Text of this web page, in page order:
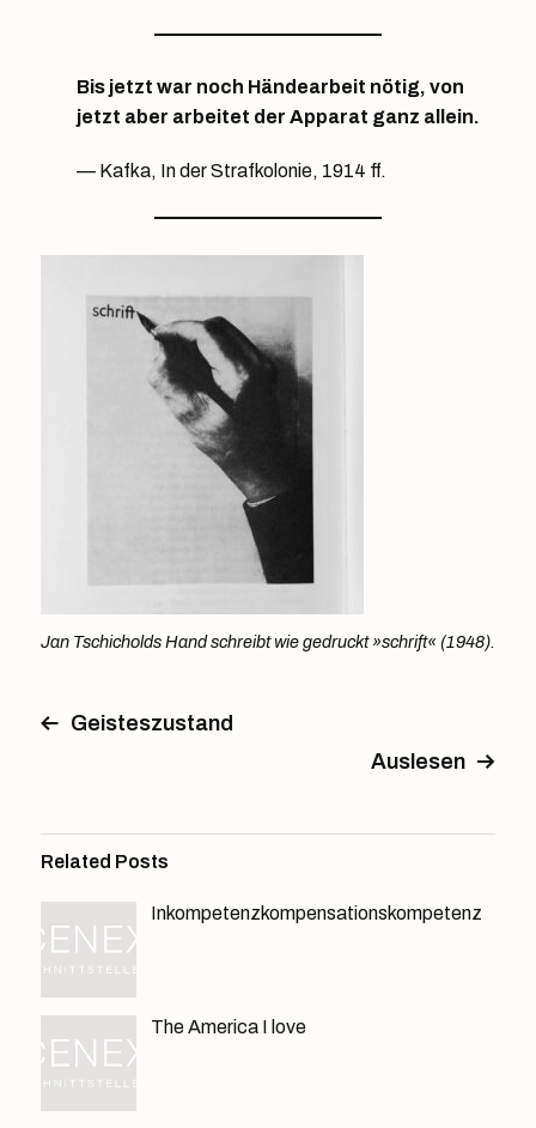
Bis jetzt war noch Händearbeit nötig, von
jetzt aber arbeitet der Apparat ganz allein.
Kafka, In der Strafkolonie, 1914 ff.
Jan Tschicholds Hand schreibt wie gedruckt »schrift« (1948).
Geisteszustand
Auslesen
Related Posts
Inkompetenzkompensationskompetenz
The America I love